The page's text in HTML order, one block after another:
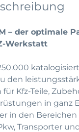
– der optimale
Werkstatt
den
Kfz-Teile,
in ganz
in den
Transporter